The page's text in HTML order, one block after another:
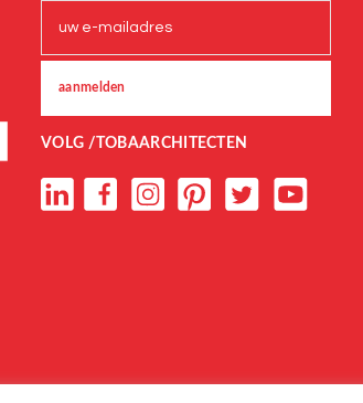
VOLG /TOBAARCHITECTEN